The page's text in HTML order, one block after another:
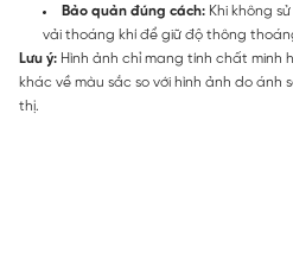
Bảo quản đúng cách: Khi không
vải thoáng khí để giữ độ thông
Lưu ý: Hình ảnh chỉ mang tính chất minh
khác về màu sắc so với hình ảnh do ánh
thị.